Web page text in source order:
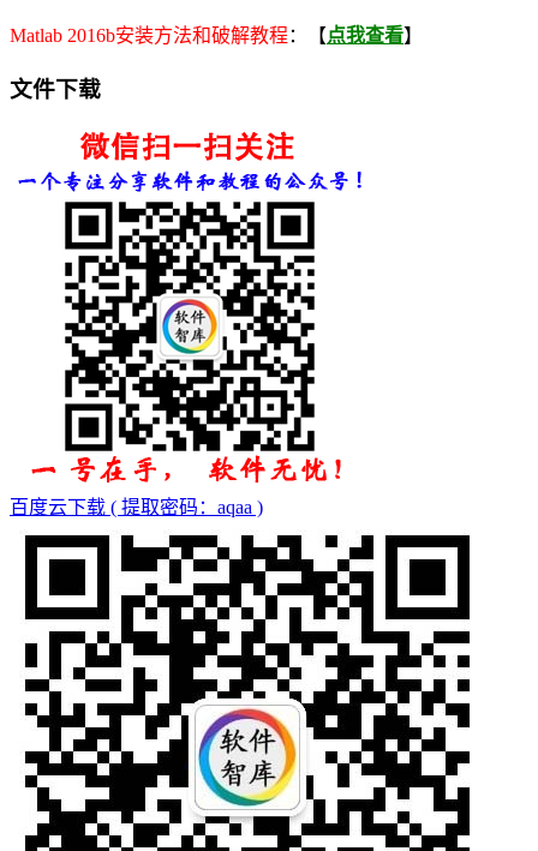
Matlab 2016b安装方法和破解教程 ：【点我查看】
文件下载
百度云下载 ( 提取密码：aqaa )